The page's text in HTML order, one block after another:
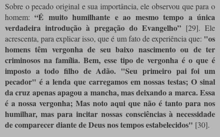
Sobre o pecado original e sua importância, ele observou que para o
homem:“É muito humilhante e ao mesmo tempo a única
verdadeira introdução à pregação do Evangelho” [29]. Ele
acrescenta, para explicar isso, que é um fato de experiência que: "os
homens têm vergonha de seu baixo nascimento ou de ter
criminosos na família. Bem, esse tipo de vergonha é o que é
imposto a todo filho de Adão. "Seu primeiro pai foi um
pecador" é a lenda que carregamos em nossas testas; O sinal
da cruz apenas apagou a mancha, mas deixando a marca. Essa
é a nossa vergonha; Mas noto aqui que não é tanto para nos
humilhar, mas para incitar nossas consciências à necessidade
de comparecer diante de Deus nos tempos estabelecidos" [30].